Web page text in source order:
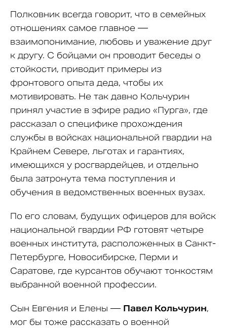
Полковник всегда говорит, что в семейных
отношениях самое главное —
взаимопонимание, любовь и уважение друг
к другу. С бойцами он проводит беседы о
стойкости, приводит примеры из
фронтового опыта деда, чтобы их
мотивировать. Не так давно Кольчурин
принял участие в эфире радио «Пурга», где
рассказал о специфике прохождения
службы в войсках национальной гвардии на
Крайнем Севере, льготах и гарантиях,
имеющихся у росгвардейцев, и отдельно
была затронута тема поступления и
обучения в ведомственных военных вузах.
По его словам, будущих офицеров для войск
национальной гвардии РФ готовят четыре
военных института, расположенных в Санкт-
Петербурге, Новосибирске, Перми и
Саратове, где курсантов обучают тонкостям
выбранной военной профессии.
Сын Евгения и Елены — Павел Кольчурин,
мог бы тоже рассказать о военной